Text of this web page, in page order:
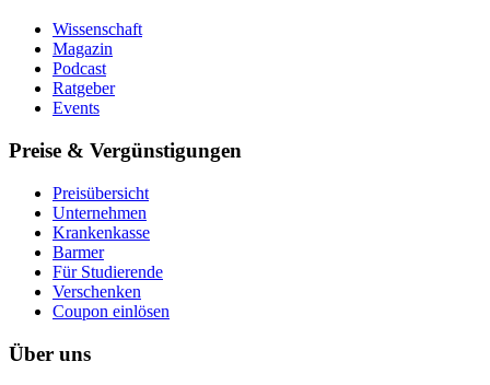
Wissenschaft
Magazin
Podcast
Ratgeber
Events
Preise & Vergünstigungen
Preisübersicht
Unternehmen
Krankenkasse
Barmer
Für Studierende
Ver­schen­ken
Coupon einlösen
Über uns